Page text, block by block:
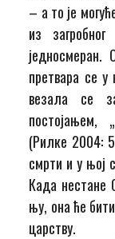
– а то је
из
једносмеран.
претвара се
везала се
постојањем,
(Рилке 2004:
смрти и у њој
Када нестане
њу, она ће
царству.